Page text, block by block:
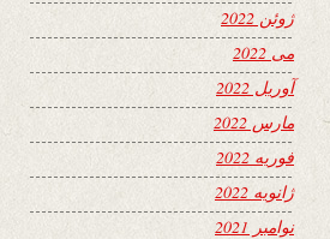
ژوئن 2022
می 2022
آوریل 2022
مارس 2022
فوریه 2022
ژانویه 2022
نوامبر 2021